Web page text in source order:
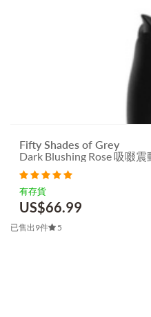
Fifty Shades of Grey
Dark Blushing Rose 吸啜震
有存貨
US$66.99
已售出9件 5